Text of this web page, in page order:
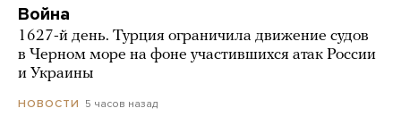
Война
1627-й день. Турция ограничила движение судов
в Черном море на фоне участившихся атак России
и Украины
НОВОСТИ 5 часов назад